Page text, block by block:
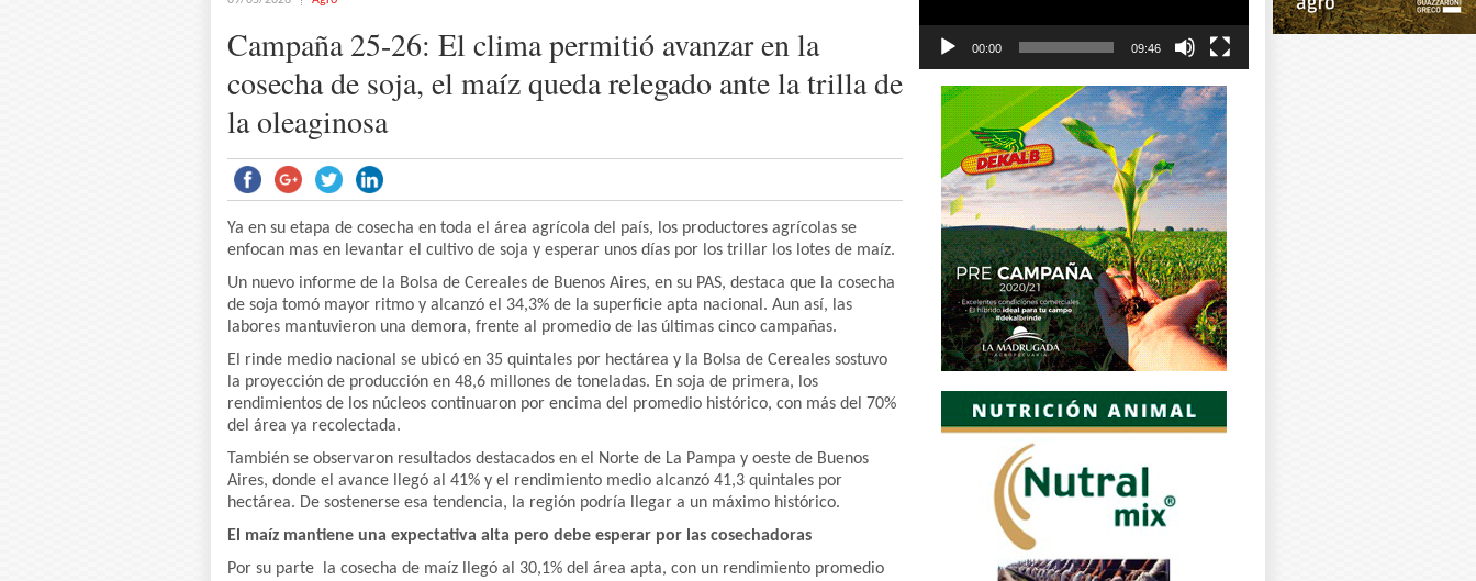
Campaña 25-26: El clima permitió avanzar en la
cosecha de soja, el maíz queda relegado ante la trilla de
la oleaginosa
Ya en su etapa de cosecha en toda el área agrícola del país, los productores agrícolas se
enfocan mas en levantar el cultivo de soja y esperar unos días por los trillar los lotes de maíz.
Un nuevo informe de la Bolsa de Cereales de Buenos Aires, en su PAS, destaca que la cosecha
de soja tomó mayor ritmo y alcanzó el 34,3% de la superficie apta nacional. Aun así, las
labores mantuvieron una demora, frente al promedio de las últimas cinco campañas.
El rinde medio nacional se ubicó en 35 quintales por hectárea y la Bolsa de Cereales sostuvo
la proyección de producción en 48,6 millones de toneladas. En soja de primera, los
rendimientos de los núcleos continuaron por encima del promedio histórico, con más del 70%
del área ya recolectada.
También se observaron resultados destacados en el Norte de La Pampa y oeste de Buenos
Aires, donde el avance llegó al 41% y el rendimiento medio alcanzó 41,3 quintales por
hectárea. De sostenerse esa tendencia, la región podría llegar a un máximo histórico.
El maíz mantiene una expectativa alta pero debe esperar por las cosechadoras
Por su parte la cosecha de maíz llegó al 30,1% del área apta, con un rendimiento promedio
00:00 09:46